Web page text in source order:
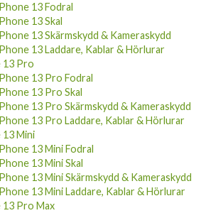
13 Fodral
13 Skal
13 Skärmskydd & Kameraskydd
13 Laddare, Kablar & Hörlurar
13 Pro
13 Pro Fodral
13 Pro Skal
13 Pro Skärmskydd & Kameraskydd
13 Pro Laddare, Kablar & Hörlurar
Mini
13 Mini Fodral
13 Mini Skal
13 Mini Skärmskydd & Kameraskydd
13 Mini Laddare, Kablar & Hörlurar
13 Pro Max